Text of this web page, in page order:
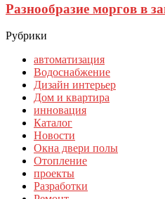
Разнообразие моргов в
Рубрики
автоматизация
Водоснабжение
Дизайн интерьер
Дом и квартира
инновация
Каталог
Новости
Окна двери полы
Отопление
проекты
Разработки